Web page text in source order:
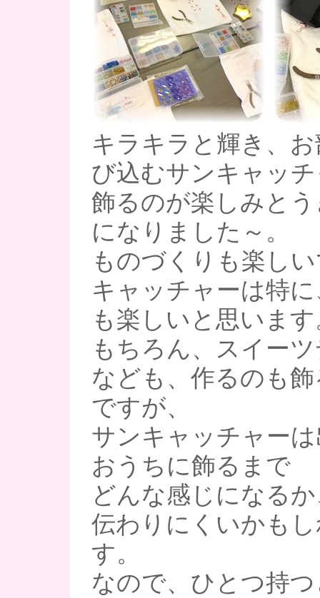
キラキラと輝き、
び込むサンキャッ
飾るのが楽しみと
になりました～。
ものづくりも楽し
キャッチャーは特
も楽しいと思いま
もちろん、スイー
なども、作るのも
ですが、
サンキャッチャー
おうちに飾るまで
どんな感じになる
伝わりにくいかも
す。
なので、ひとつ持